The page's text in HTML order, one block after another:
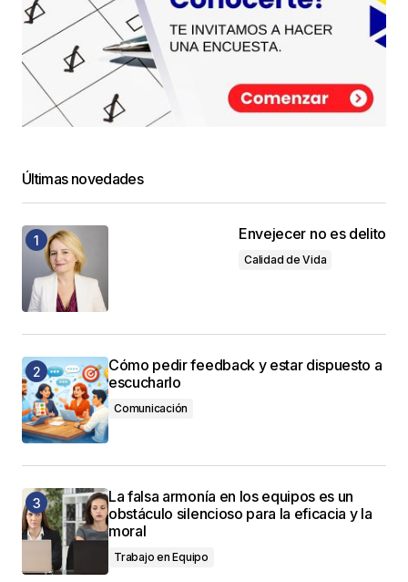
Últimas novedades
Envejecer no es delito
Calidad de Vida
Cómo pedir feedback y estar dispuesto a
escucharlo
Comunicación
La falsa armonía en los equipos es un
obstáculo silencioso para la eficacia y la
moral
Trabajo en Equipo